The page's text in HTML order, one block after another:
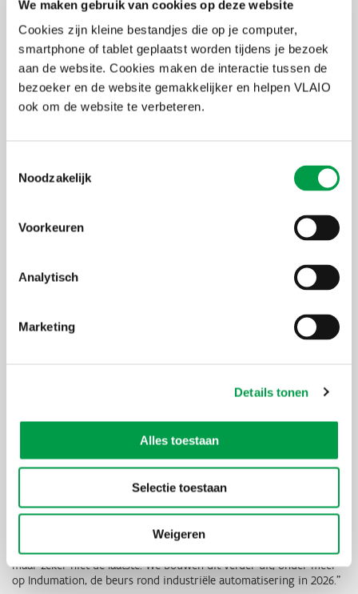
We maken gebruik van cookies op deze website
Cookies zijn kleine bestandjes die op je computer,
smartphone of tablet geplaatst worden tijdens je bezoek
aan de website. Cookies maken de interactie tussen de
bezoeker en de website gemakkelijker en helpen VLAIO
ook om de website te verbeteren.
Noodzakelijk
Voorkeuren
Analytisch
Marketing
Details tonen
Alles toestaan
Selectie toestaan
Weigeren
Essentiële tussenkomst
De VLAIO STEMhub vervult een cruciale schakelfunctie in dit
verhaal. Deze in 2024 opgerichte dienstverlening binnen VLAIO
RTC's behoren. Zo kan de praktijk dichter bij jongeren gebracht
worden. Voor de RTC’s was de tussenkomst van de STEMhub
essentieel om aanwezig te kunnen zijn op een grote beurs als
“RTC’s hebben niet altijd de middelen om op dergelijke events een
handen gegrepen. Het gaf ons de mogelijkheid om te tonen hoe
onderwijs en bedrijven samen kunnen werken rond de nieuwste
Tijdens Machineering organiseerden de RTC’s een expertclass
Samen innoveren metSTEM
', waar bedrijven Anglo Belgian
Corporation en Melotte hun ervaringen over samenwerking met
scholen deelden. Het was een eerste stap die smaakt naar meer.
Volgens D’haveloose is de bal nu aan het rollen: “We hebben op
Machineering goodwill gecreëerd. Bedrijven beseffen dat er nood
is aan actie en dat RTC’s een nuttige partner zijn om bijvoorbeeld
stages en projecten op te zetten. Voor ons was dit de eerste keer,
maar zeker niet de laatste. We bouwen dit verder uit, onder meer
op Indumation, de beurs rond industriële automatisering in 2026.”